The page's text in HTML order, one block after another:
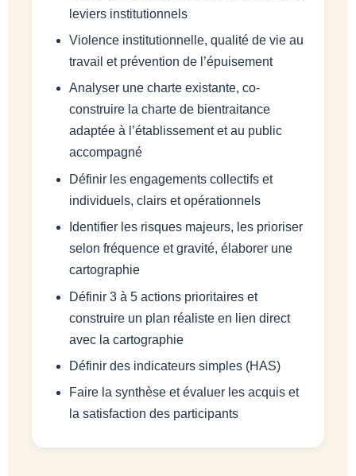
leviers institutionnels
Violence institutionnelle, qualité de vie au
travail et prévention de l’épuisement
Analyser une charte existante, co-
construire la charte de bientraitance
adaptée à l’établissement et au public
accompagné
Définir les engagements collectifs et
individuels, clairs et opérationnels
Identifier les risques majeurs, les prioriser
selon fréquence et gravité, élaborer une
cartographie
Définir 3 à 5 actions prioritaires et
construire un plan réaliste en lien direct
avec la cartographie
Définir des indicateurs simples (HAS)
Faire la synthèse et évaluer les acquis et
la satisfaction des participants